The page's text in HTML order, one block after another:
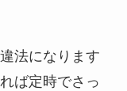
法になります
ば定時でさっ